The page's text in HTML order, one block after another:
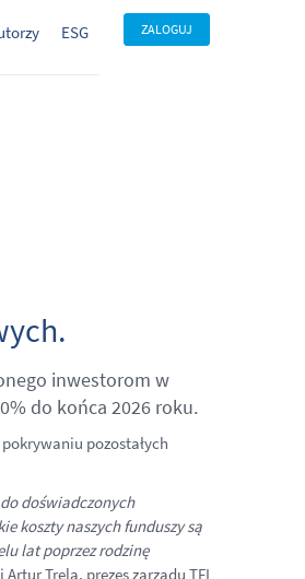
ESG ZALOGUJ
inwestorom w
do końca 2026 roku.
pozostałych
doświadczonych
koszty naszych funduszy są
lat poprzez rodzinę
Artur Trela, prezes zarządu TFI